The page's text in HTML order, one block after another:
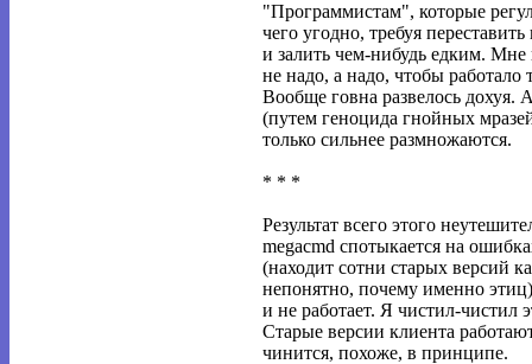
"Программистам", которые
чего угодно, требуя
и залить чем-нибудь едким.
не надо, а надо, чтобы работало
Вообще говна развелось дохуя.
(путем геноцида гнойных
только сильнее размножаются.
* * *
Результат всего этого
megacmd спотыкается на
(находит сотни старых версий
непонятно, почему именно
и не работает. Я чистил-чистил
Старые версии клиента
чинится, похоже, в принципе.